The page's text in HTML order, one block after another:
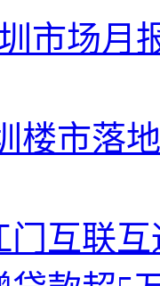
市场月
楼市落
门互联